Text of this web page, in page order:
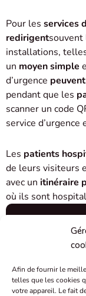
Afin de fournir le
telles que les cookies
votre appareil. Le fait
Pour les services
redirigentsouvent
installations,
un moyensimple
d’urgence
pendant que les
scanner un code
service d’urgence
Les patients
de leurs visiteurs
avec un itinéraire
où ils sont
COMMENT